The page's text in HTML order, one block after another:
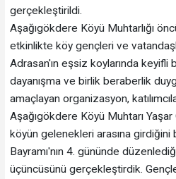
gerçekleştirildi.
Aşağıgökdere Köyü Muhtarlığı
etkinlikte köy gençleri ve
Adrasan'ın eşsiz koylarında keyifli
dayanışma ve birlik beraberlik
amaçlayan organizasyon,
Aşağıgökdere Köyü Muhtarı
köyün gelenekleri arasına girdiğini
Bayramı'nın 4. gününde
üçüncüsünü gerçekleştirdik.